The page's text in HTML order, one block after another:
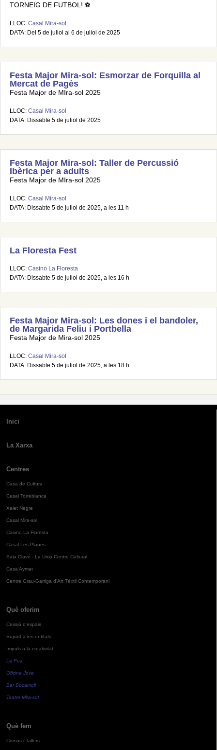
TORNEIG DE FUTBOL! ⚽
LLOC: Casal Mira-sol
DATA: Del 5 de juliol al 6 de juliol de 2025
Festa Major Mira-sol: Esmorzar de Forquilla al
Mercat de Pagès
Festa Major de MIra-sol 2025
LLOC: Casal Mira-sol
DATA: Dissabte 5 de juliol de 2025
Festa Major Mira-sol: Taller de Percussió
Ibèrica per a adults
Festa Major de MIra-sol 2025
LLOC: Casal Mira-sol
DATA: Dissabte 5 de juliol de 2025, a les 11 h
La Floresta Fest
LLOC: Casino La Floresta
DATA: Dissabte 5 de juliol de 2025, a les 16 h
Festa Major Mira-sol: Les dones i el bandoler,
de Margarida Feliu i Portbella
Festa Major de Mira-sol 2025
LLOC: Casal Mira-sol
DATA: Dissabte 5 de juliol de 2025, a les 18 h
Inici
La Xarxa
Centres
Casa de Cultura
Casal Torreblanca
Xalet Negre
Casal Mira-sol
Casino La Floresta
Casal Les Planes
Sala Clavé - La Unió Centre Cultural
Casa Aymat
Centre Grau-Garriga d'Art Tèxtil Contemporani
Què oferim
Cessió d'espais
Suport a les entitats
Impuls a la creativitat
La Pua
Oficina Jove
Bar Bocamoll
Teatre Mira-sol
Què fem
Cursos i Tallers